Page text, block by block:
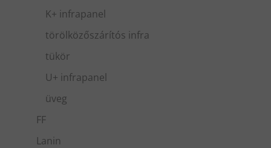
K+ infrapanel
törölközőszárítós infra
tükör
U+ infrapanel
üveg
FF
Lanin